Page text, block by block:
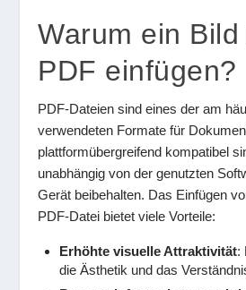
Warum ein Bild
PDF einfügen?
PDF-Dateien sind eines der am
verwendeten Formate für
plattformübergreifend kompatibel
unabhängig von der genutzten
Gerät beibehalten. Das Einfügen
PDF-Datei bietet viele Vorteile:
Erhöhte visuelle Attraktivität:
die Ästhetik und das